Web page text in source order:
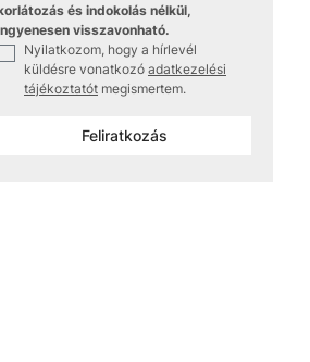
és indokolás nélkül,
visszavonható.
✓
Nyilatkozom, hogy a hírlevél
küldésre vonatkozó adatkezelési
tájékoztatót megismertem.
Feliratkozás